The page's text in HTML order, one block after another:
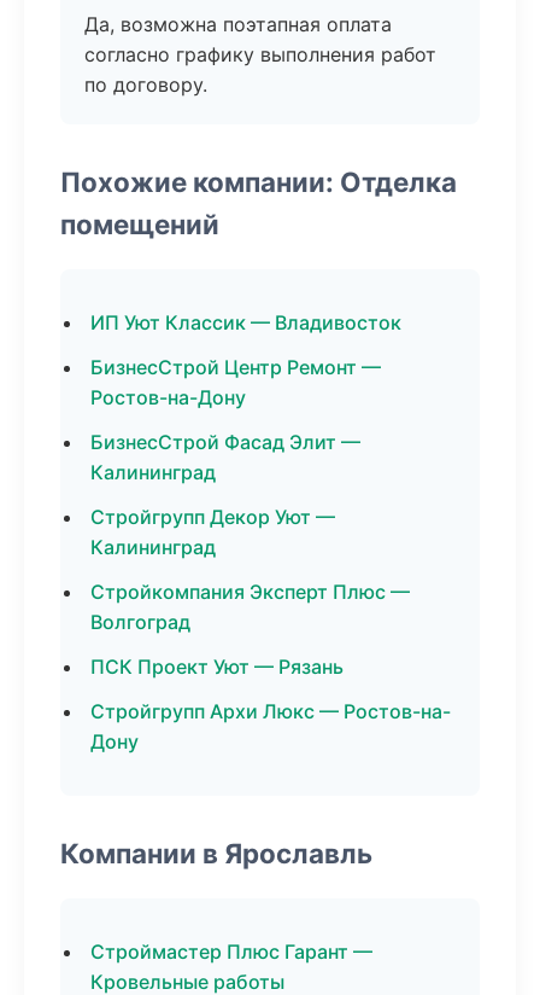
Да, возможна поэтапная оплата
согласно графику выполнения работ
по договору.
Похожие компании: Отделка
помещений
ИП Уют Классик — Владивосток
БизнесСтрой Центр Ремонт —
Ростов-на-Дону
БизнесСтрой Фасад Элит —
Калининград
Стройгрупп Декор Уют —
Калининград
Стройкомпания Эксперт Плюс —
Волгоград
ПСК Проект Уют — Рязань
Стройгрупп Архи Люкс — Ростов-на-
Дону
Компании в Ярославль
Строймастер Плюс Гарант —
Кровельные работы